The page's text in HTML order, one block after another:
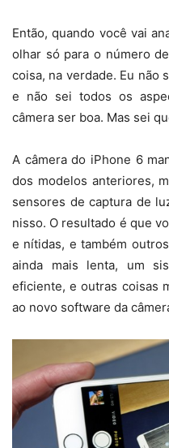
Então, quando você vai
olhar só para o número
coisa, na verdade. Eu não
e não sei todos os
câmera ser boa. Mas sei
A câmera do iPhone 6
dos modelos anteriores,
sensores de captura de
nisso. O resultado é que
e nítidas, e também
ainda mais lenta, um
eficiente, e outras coisas
ao novo software da